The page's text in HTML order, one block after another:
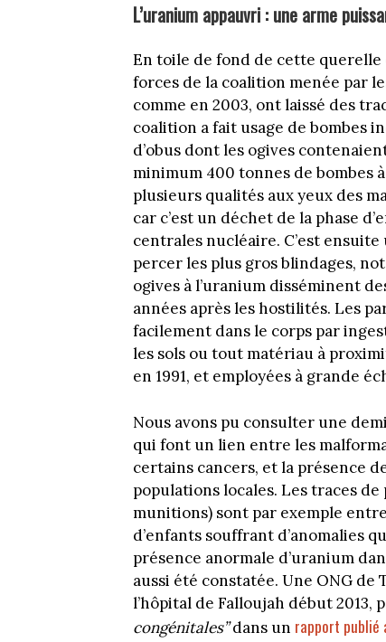
L’uranium appauvri : une arme
En toile de fond de cette
forces de la coalition menée par
comme en 2003, ont laissé des
coalition a fait usage de bombes
d’obus dont les ogives
minimum 400 tonnes de bombes
plusieurs qualités aux yeux des
car c’est un déchet de la phase
centrales nucléaire. C’est
percer les plus gros blindages,
ogives à l’uranium disséminent
années après les hostilités. Les
facilement dans le corps par
les sols ou tout matériau à
en 1991, et employées à grande
Nous avons pu consulter une
qui font un lien entre les
certains cancers, et la présence
populations locales. Les traces
munitions) sont par exemple
d’enfants souffrant d’anomalies
présence anormale d’uranium
aussi été constatée. Une ONG de
l’hôpital de Falloujah début 2013,
congénitales”dans un rapport publié